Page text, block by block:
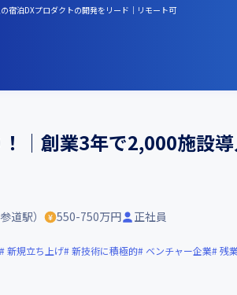
宿泊DXプロダクトの開発をリード│リモート可
│創業3年で2,000施設
道駅） 550-750万円 正社員
新規立ち上げ 新技術に積極的 ベンチャー企業 残